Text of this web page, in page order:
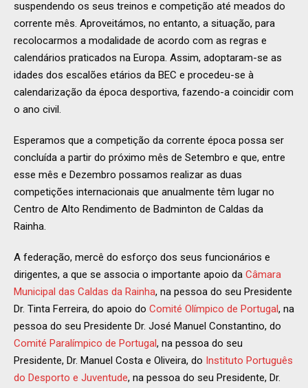
suspendendo os seus treinos e competição até meados do
corrente mês. Aproveitámos, no entanto, a situação, para
recolocarmos a modalidade de acordo com as regras e
calendários praticados na Europa. Assim, adoptaram-se as
idades dos escalões etários da BEC e procedeu-se à
calendarização da época desportiva, fazendo-a coincidir com
o ano civil.
Esperamos que a competição da corrente época possa ser
concluída a partir do próximo mês de Setembro e que, entre
esse mês e Dezembro possamos realizar as duas
competições internacionais que anualmente têm lugar no
Centro de Alto Rendimento de Badminton de Caldas da
Rainha.
A federação, mercê do esforço dos seus funcionários e
dirigentes, a que se associa o importante apoio da Câmara
Municipal das Caldas da Rainha, na pessoa do seu Presidente
Dr. Tinta Ferreira, do apoio do Comité Olímpico de Portugal, na
pessoa do seu Presidente Dr. José Manuel Constantino, do
Comité Paralímpico de Portugal, na pessoa do seu
Presidente, Dr. Manuel Costa e Oliveira, do Instituto Português
do Desporto e Juventude, na pessoa do seu Presidente, Dr.